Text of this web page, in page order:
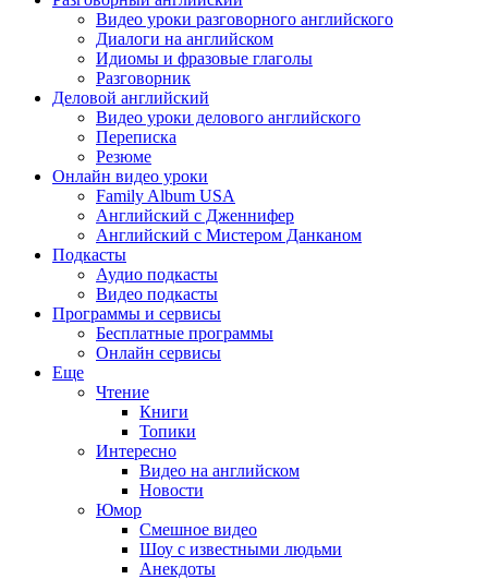
Видео уроки разговорного английского
Диалоги на английском
Идиомы и фразовые глаголы
Разговорник
Деловой английский
Видео уроки делового английского
Переписка
Резюме
Онлайн видео уроки
Family Album USA
Английский с Дженнифер
Английский с Мистером Данканом
Подкасты
Аудио подкасты
Видео подкасты
Программы и сервисы
Бесплатные программы
Онлайн сервисы
Еще
Чтение
Книги
Топики
Интересно
Видео на английском
Новости
Юмор
Смешное видео
Шоу с известными людьми
Анекдоты